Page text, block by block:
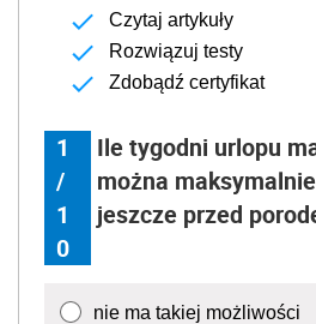
Czytaj artykuły
Rozwiązuj testy
Zdobądź certyfikat
1
/
1
0
Ile tygodni urlopu
można
jeszcze przed
nie ma takiej możliwości